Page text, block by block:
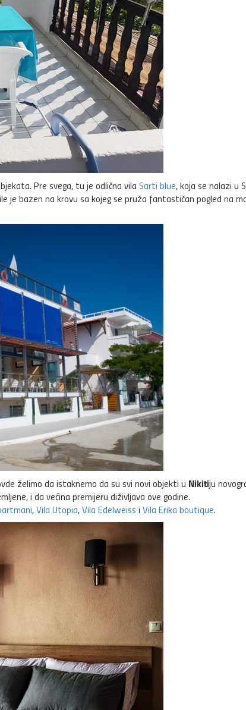
Pre svega, tu je odlična vila Sarti blue, koja se nalazi u
je bazen na krovu sa kojeg se pruža fantastičan pogled na
želimo da istaknemo da su svi novi objekti u Nikitiju
i da većina premijeru diživljava ove godine.
,Vila Utopia,Vila Edelweiss i Vila Erika boutique.